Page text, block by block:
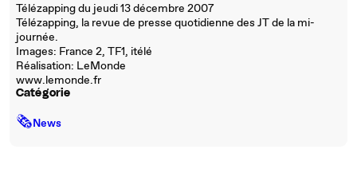
Télézapping du jeudi 13 décembre 2007
Télézapping, la revue de presse quotidienne des JT de la mi-
journée.
Images: France 2, TF1, itélé
Réalisation: LeMonde
www.lemonde.fr
Catégorie
🗞News